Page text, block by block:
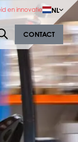
en innovatie NL
CONTACT